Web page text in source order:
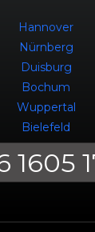
Hannover
Nürnberg
Duisburg
Bochum
Wuppertal
Bielefeld